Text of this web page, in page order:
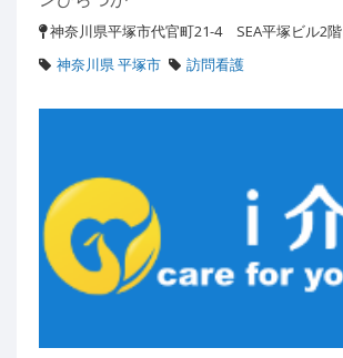
神奈川県平塚市代官町21-4 SEA平塚ビル2階
神奈川県 平塚市
訪問看護